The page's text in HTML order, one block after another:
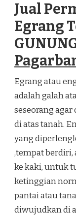
Jual
Egrang
Egrang atau
adalah galah
seseorang
di atas tanah.
yang
,tempat
ke kaki, untuk
ketinggian
pantai atau
diwujudkan di